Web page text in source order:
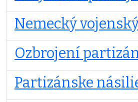
Nemecký
Ozbrojení
Partizánske